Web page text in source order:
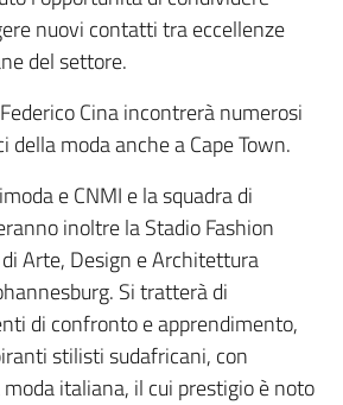
nuovi contatti tra eccellenze
del settore.
Cina incontrerà numerosi
della moda anche a Cape Town.
e CNMI e la squadra di
inoltre la Stadio Fashion
Arte, Design e Architettura
Si tratterà di
di confronto e apprendimento,
stilisti sudafricani, con
italiana, il cui prestigio è noto